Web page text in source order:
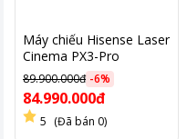
Chất lượng in sắc nét
Máy in này cung cấp độ
Máy chiếu Hisense Laser
Cinema PX3-Pro
89.900.000đ -6%
84.990.000đ
5 (Đã bán 0)